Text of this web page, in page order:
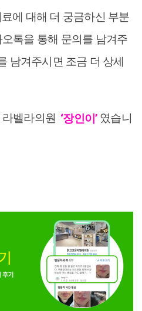
에 대해 더 궁금하신 부분
톡을 통해 문의를 남겨주
남겨주시면 조금 더 상세
벨라의원 ‘장인이’ 였습니